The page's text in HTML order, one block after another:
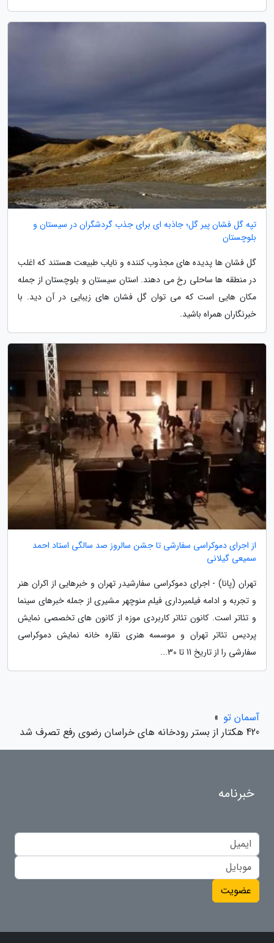
تپه گل فشان پیر گل؛ جاذبه ای برای جذب گردشگران در سیستان و
بلوچستان
گل فشان ها پدیده های مجذوب کننده و نایاب طبیعت هستند که اغلب
در منطقه ها ساحلی رخ می دهند. استان سیستان و بلوچستان از جمله
مکان هایی است که می توان گل فشان های زیبایی در آن دید. با
خبرنگاران همراه باشید.
از اجرای دموکراسی سفارشی تا جشن سالروز صد سالگی استاد احمد
سمیعی گیلانی
تهران (پانا) - اجرای دموکراسی سفارشیدر تهران و خبرهایی از اکران هنر
و تجربه و ادامه فیلمبرداری فیلم منوچهر مشیری از جمله خبرهای سینما
و تئاتر است. کانون تئاتر کاربردی موزه از کانون های تخصصی نمایش
پردیس تئاتر تهران و موسسه هنری نقاره خانه نمایش دموکراسی
سفارشی را از تاریخ 11 تا 30...
آسمان تو »
420 هکتار از بستر رودخانه های خراسان رضوی رفع تصرف شد
خبرنامه
عضویت